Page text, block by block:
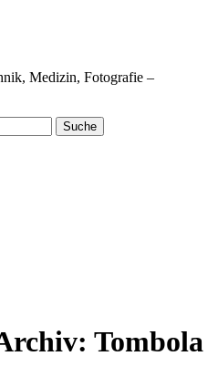
Medizin, Fotografie –
Suche
Tombola